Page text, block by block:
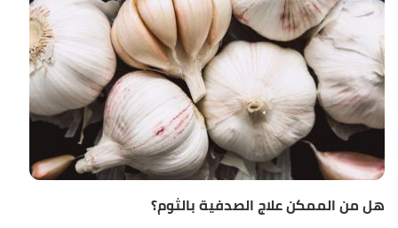
هل من الممكن علاج الصدفية بالثوم؟